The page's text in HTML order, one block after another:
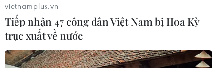
Xem thêm
vietnamplus.vn
Tiếp nhận 47 công dân Việt Nam bị Hoa Kỳ
trục xuất về nước